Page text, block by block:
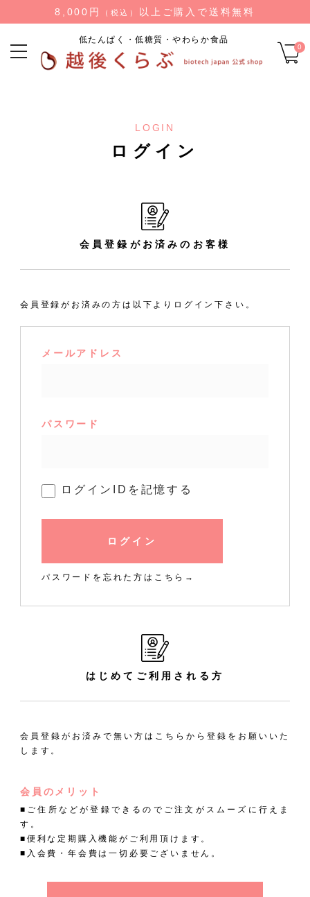
8,000円 （税込） 以上ご購入で送料無料
低たんぱく・低糖質・やわらか食品
0
LOGIN
ログイン
会員登録がお済みのお客様
会員登録がお済みの方は以下よりログイン下さい。
メールアドレス
パスワード
ログインIDを記憶する
ログイン
パスワードを忘れた方はこちら→
はじめてご利用される方
会員登録がお済みで無い方はこちらから登録をお願いいた
します。
会員のメリット
■ご住所などが登録できるのでご注文がスムーズに行えま
す。
■便利な定期購入機能がご利用頂けます。
■入会費・年会費は一切必要ございません。